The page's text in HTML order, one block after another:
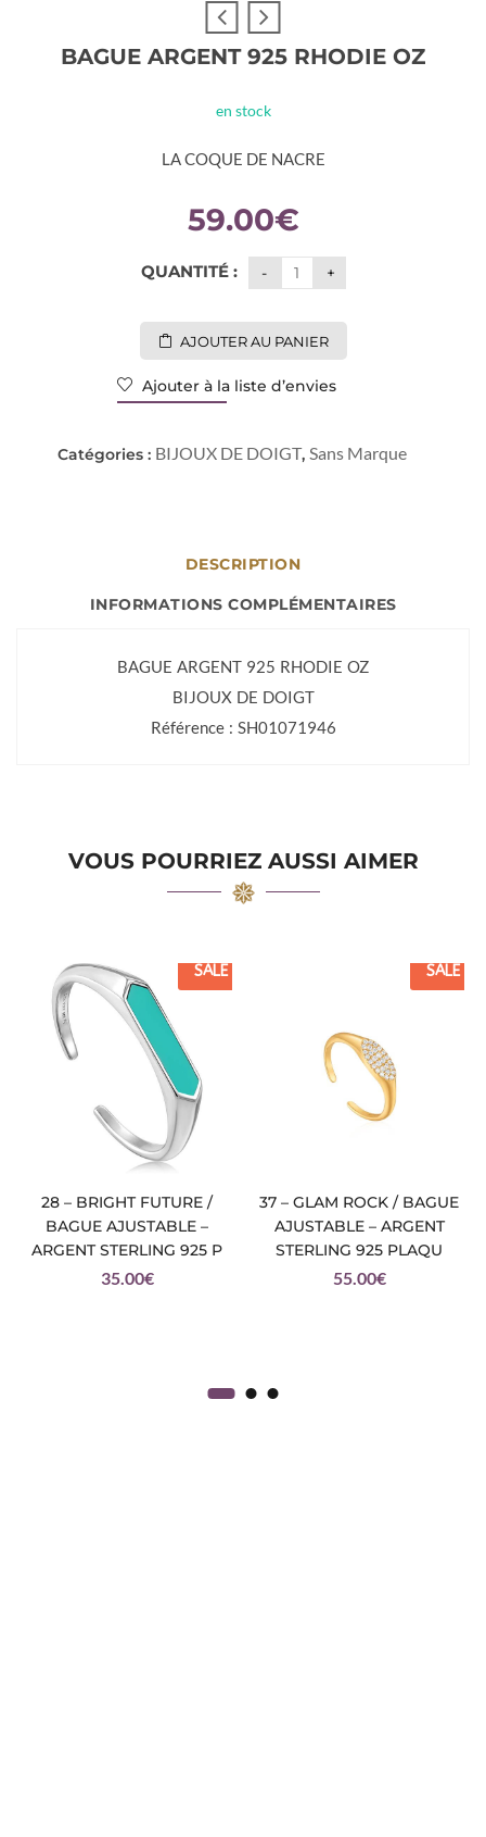
BAGUE ARGENT 925 RHODIE OZ
en stock
LA COQUE DE NACRE
59.00€
QUANTITÉ :
AJOUTER AU PANIER
Ajouter à la liste d’envies
Catégories : BIJOUX DE DOIGT, Sans Marque
DESCRIPTION
INFORMATIONS COMPLÉMENTAIRES
BAGUE ARGENT 925 RHODIE OZ
BIJOUX DE DOIGT
Référence : SH01071946
VOUS POURRIEZ AUSSI AIMER
SALE
28 – BRIGHT FUTURE /
BAGUE AJUSTABLE –
ARGENT STERLING 925 P
35.00€
SALE
37 – GLAM ROCK / BAGUE
AJUSTABLE – ARGENT
STERLING 925 PLAQU
55.00€